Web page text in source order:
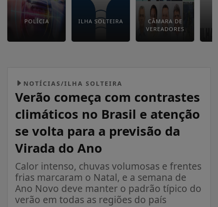
POLÍCIA ILHA SOLTEIRA
CÂMARA DE
VEREADORES
NOTÍCIAS/ILHA SOLTEIRA
Verão começa com contrastes
climáticos no Brasil e atenção
se volta para a previsão da
Virada do Ano
Calor intenso, chuvas volumosas e frentes
frias marcaram o Natal, e a semana de
Ano Novo deve manter o padrão típico do
verão em todas as regiões do país